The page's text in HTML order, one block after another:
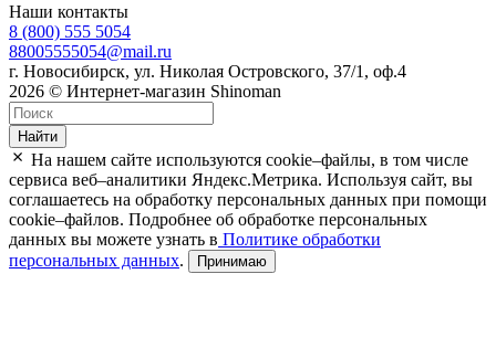
Наши контакты
8 (800) 555 5054
88005555054@mail.ru
г. Новосибирск, ул. Николая Островского, 37/1, оф.4
2026 © Интернет-магазин Shinoman
Найти
На нашем сайте используются cookie–файлы, в том числе
сервиса веб–аналитики Яндекс.Метрика. Используя сайт, вы
соглашаетесь на обработку персональных данных при помощи
cookie–файлов. Подробнее об обработке персональных
данных вы можете узнать в Политике обработки
персональных данных. Принимаю